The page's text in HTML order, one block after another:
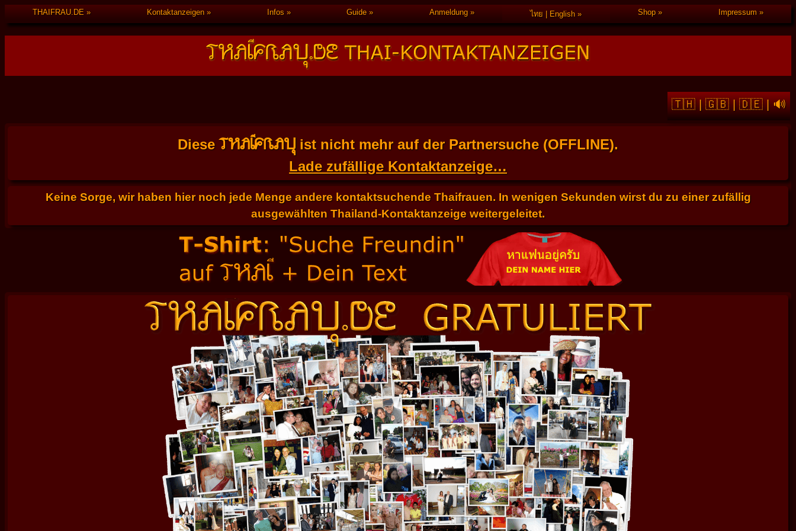
THAIFRAU.DE Kontaktanzeigen Infos Guide Anmeldung ไทย | English Shop Impressum
🇹🇭|🇬🇧|🇩🇪|🔊
DieseTHAIFRAU ist nicht mehr auf der Partnersuche (OFFLINE).
Lade zufällige Kontaktanzeige…
Keine Sorge, wir haben hier noch jede Menge andere kontaktsuchende Thaifrauen. In wenigen Sekunden wirst du zu einer zufällig
ausgewählten Thailand-Kontaktanzeige weitergeleitet.